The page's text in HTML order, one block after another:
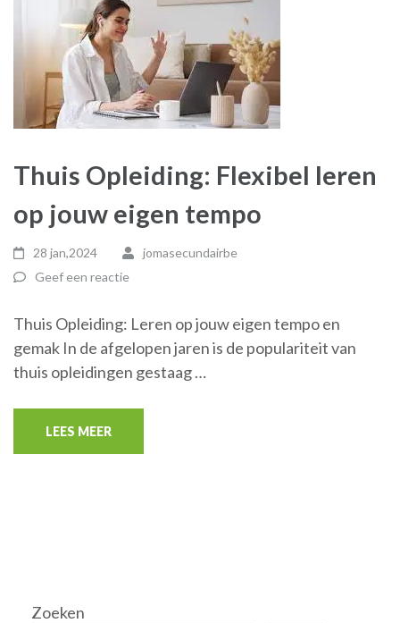
Thuis Opleiding: Flexibel leren
op jouw eigen tempo
28 jan,2024
jomasecundairbe
Geef een reactie
Thuis Opleiding: Leren op jouw eigen tempo en
gemak In de afgelopen jaren is de populariteit van
thuis opleidingen gestaag …
LEES MEER
Zoeken